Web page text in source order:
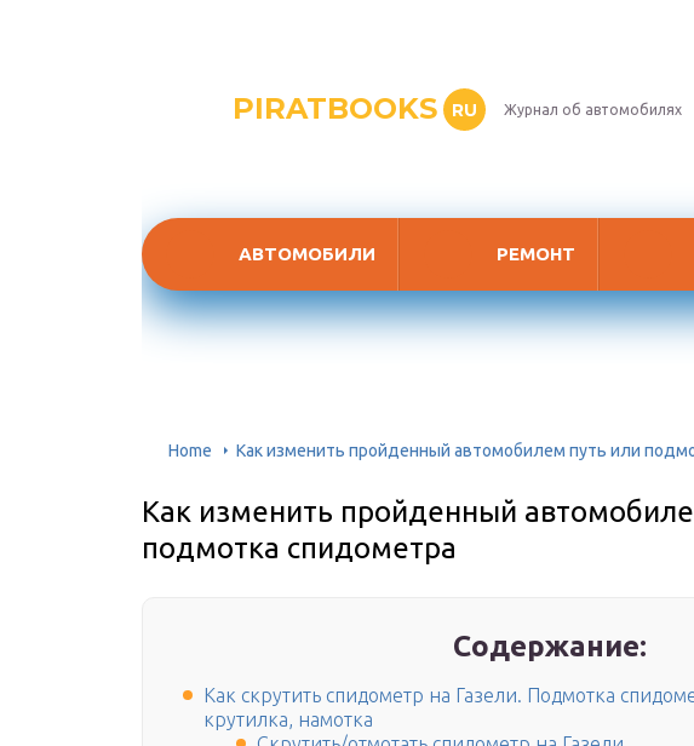
PIRATBOOKS RU Журнал об автомобилях
АВТОМОБИЛИ РЕМОНТ
Home Как изменить пройденный автомобилем путь или
Как изменить пройденный
подмотка спидометра
Содержание:
Как скрутить спидометр на Газели. Подмотка
крутилка, намотка